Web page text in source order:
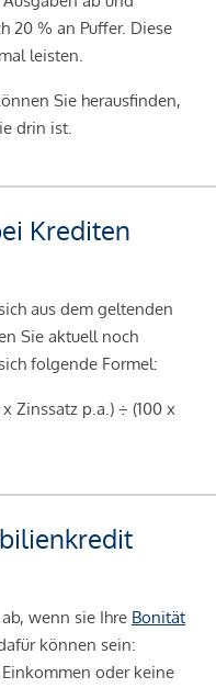
20 % an Puffer. Diese
leisten.
Sie herausfinden,
drin ist.
Krediten
aus dem geltenden
Sie aktuell noch
folgende Formel:
Zinssatz p.a.) ÷ (100 x
wenn sie Ihre Bonität
können sein:
oder keine